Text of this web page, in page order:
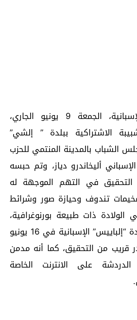
اعتقلت الشرطة الإسبانية، الجمعة 9 يونيو الجاري،
الاشتراكية ببلدة ” إلشي”
الشباب بالمدينة المنتمي للحزب
أليخاندرو دياز، وتم حبسه
التحقيق في التهم الموجهة له
تندوف وحيازة صور وشرائط
الولادة ذات طبيعة بورنوغرافية،
حسب ما أوردته جريدة “إلباييس” الإسبانية في 16 يونيو
قريب من التحقيق، كما أنه مدمن
على الانترنت الخاصة